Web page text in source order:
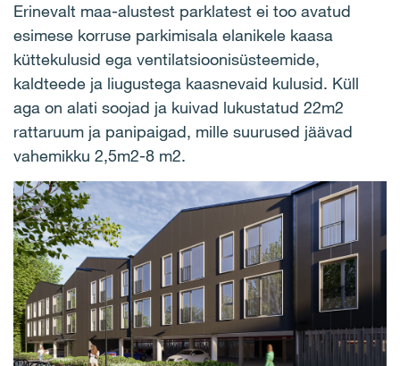
Erinevalt maa-alustest parklatest ei too avatud
esimese korruse parkimisala elanikele kaasa
küttekulusid ega ventilatsioonisüsteemide,
kaldteede ja liugustega kaasnevaid kulusid. Küll
aga on alati soojad ja kuivad lukustatud 22m2
rattaruum ja panipaigad, mille suurused jäävad
vahemikku 2,5m2-8 m2.